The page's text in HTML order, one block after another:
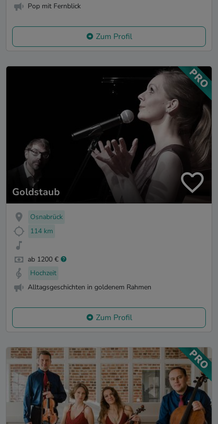
Pop mit Fernblick
Zum Profil
Goldstaub
Osnabrück
114 km
ab 1200 €
Hochzeit
Alltagsgeschichten in goldenem Rahmen
Zum Profil